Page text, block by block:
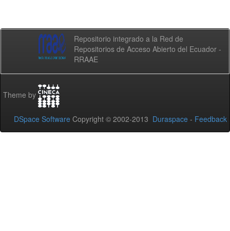
Repositorio integrado a la Red de
Repositorios de Acceso Abierto del Ecuador -
RRAAE
Theme by
DSpace Software Copyright © 2002-2013 Duraspace - Feedback